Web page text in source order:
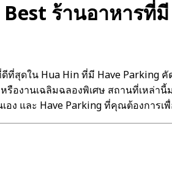
ร้านอาหารที่
ที่สุดใน Hua Hin ที่มี Have Parking
รืองานเฉลิมฉลองพิเศษ สถานที่เหล่
อง และ Have Parking ที่คุณต้องการ